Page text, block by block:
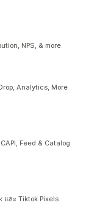
NPS, & more
Analytics, More
Feed & Catalog
และ Tiktok Pixels